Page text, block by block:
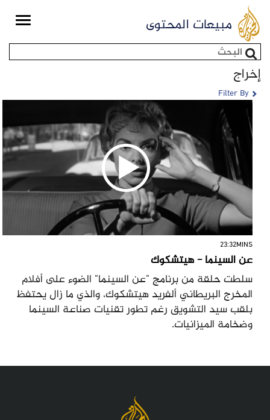
مبيعات المحتوى Toggle
استمارة البحث
إخراج
Filter By
23:32MINS
عن السينما - هيتشكوك
سلطت حلقة من برنامج "عن السينما" الضوء على أفلام
المخرج البريطاني ألفريد هيتشكوك، والذي ما زال يحتفظ
بلقب سيد التشويق رغم تطور تقنيات صناعة السينما
وضخامة الميزانيات.